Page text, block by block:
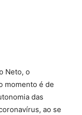
Neto, o
momento é de
das
ao se